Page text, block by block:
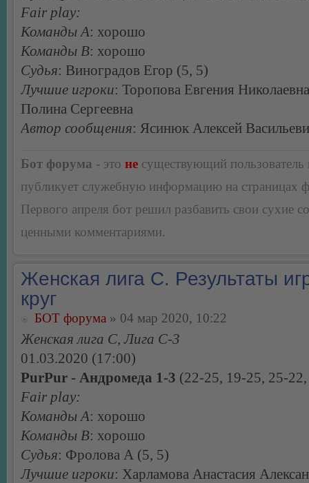
Fair play:
Команды А: хорошо
Команды В: хорошо
Судья: Виноградов Егор (5, 5)
Лучшие игроки: Торопова Евгения
Полина Сергеевна
Автор сообщения: Ясинюк Алексей
Бот форума - это не существующий пользователь
публикует служебную информацию на страницах
Первого апреля бот решил разбавить свои сухие
ценными комментариями.
Женская лига С. Результаты
круг
БОТ форума » 04 мар 2020, 10:22
Женская лига С, Лига С-3
01.03.2020 (17:00)
PurPur - Андромеда 1-3 (22-25, 19-25, 25-
Fair play:
Команды А: хорошо
Команды В: хорошо
Судья: Фролова А (5, 5)
Лучшие игроки: Харламова Анастасия